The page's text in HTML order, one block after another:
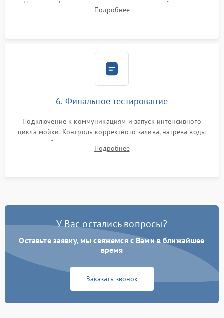
Надежная фиксация хомутов гидравлической системы,
сборка корпуса и установка датчика поплавка.
Подробнее
6. Финальное тестирование
Подключение к коммуникациям и запуск интенсивного
цикла мойки. Контроль корректного залива, нагрева воды
до нужной температуры, отсутствия посторонних шумов,
штатного слива и абсолютной сухости в поддоне.
Подробнее
У Вас остались вопросы?
Оставьте заявку, мы свяжемся с Вами в ближайшее
время
Заказать звонок